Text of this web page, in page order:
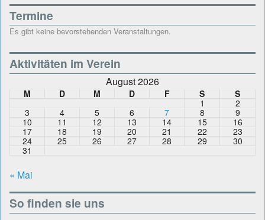
Termine
Es gibt keine bevorstehenden Veranstaltungen.
Aktivitäten im Verein
August 2026
M D M D F S
S
1
2
3
4 5 6 7 8
9
10
11 12 13 14 15
16
17
18 19 20 21 22
23
24
25 26 27 28 29
30
31
« Mai
So finden sie uns